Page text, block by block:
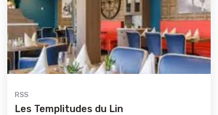
RSS
Les Templitudes du Lin